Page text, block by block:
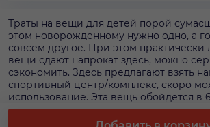
Траты на вещи для детей порой
этом новорожденному нужно одно, а
совсем другое. При этом практически
вещи сдают напрокат здесь, можно
сэкономить. Здесь предлагают взять
спортивный центр/комплекс, скоро
использование. Эта вещь обойдется в
Аренду спортивного центра/
всего оформлять на площадке, чтобы